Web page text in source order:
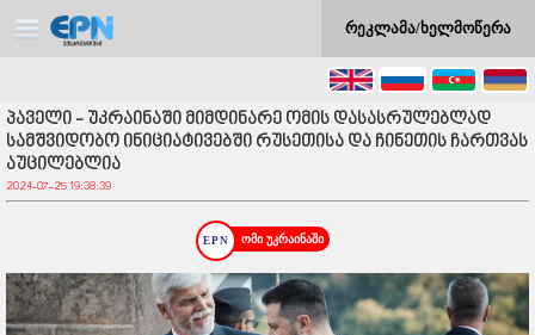
რეკლამა/ხელმოწერა
პაველი - უკრაინაში მიმდინარე ომის დასასრულებლად
სამშვიდობო ინიციატივებში რუსეთისა და ჩინეთის ჩართვას
აუცილებლია
2024-07-25 19:38:39
ომი უკრაინაში